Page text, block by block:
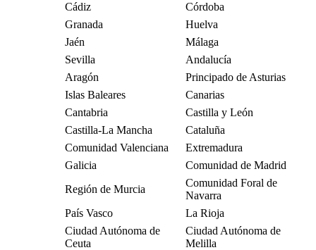
Cádiz
Córdoba
Granada
Huelva
Jaén
Málaga
Sevilla
Andalucía
Aragón
Principado de Asturias
Islas Baleares
Canarias
Cantabria
Castilla y León
Castilla-La Mancha
Cataluña
Comunidad Valenciana
Extremadura
Galicia
Comunidad de Madrid
Región de Murcia
Comunidad Foral de
Navarra
País Vasco
La Rioja
Ciudad Autónoma de
Ceuta
Ciudad Autónoma de
Melilla